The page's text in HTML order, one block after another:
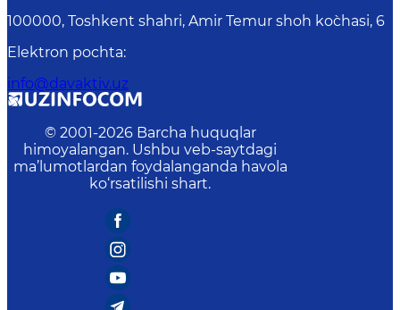
100000, Toshkent shahri, Amir Temur shoh ko`chasi, 6
Elektron pochta:
info@davaktiv.uz
© 2001-2026 Barcha huquqlar
himoyalangan. Ushbu veb-saytdagi
ma’lumotlardan foydalanganda havola
ko‘rsatilishi shart.